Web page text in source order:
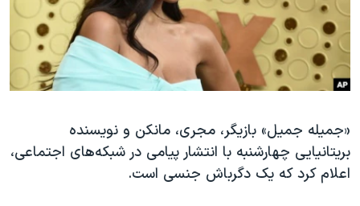
فرهنگ و زندگی
حقوق شهروندی
اقتصادی
اسرائیل در جنگ
گالری عکس
مستندها
انتخابات ریاست جمهوری آمریکا ۲۰۲۴
حمله جمهوری اسلامی به اسرائیل
ورزش زنان در ایران
اعتراضات زن، زندگی، آزادی
دنبال کنید
زبانهای مختلف
«جمیله جمیل» بازیگر، مجری، مانکن و نویسنده
بریتانیایی چهارشنبه با انتشار پیامی در شبکه‌های اجتماعی،
اعلام کرد که یک دگرباش جنسی است.